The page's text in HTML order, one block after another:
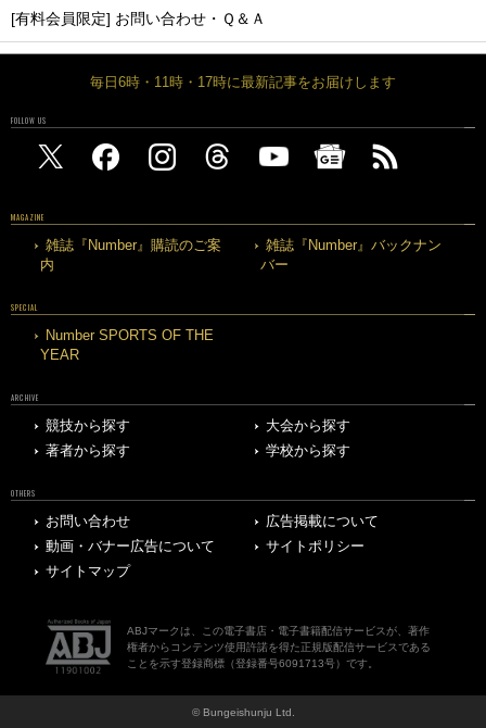
[有料会員限定] お問い合わせ・Ｑ＆Ａ
毎日6時・11時・17時に最新記事をお届けします
FOLLOW US
MAGAZINE
雑誌『Number』購読のご案
内
雑誌『Number』バックナン
バー
SPECIAL
Number SPORTS OF THE
YEAR
ARCHIVE
競技から探す
大会から探す
著者から探す
学校から探す
OTHERS
お問い合わせ
広告掲載について
動画・バナー広告について
サイトポリシー
サイトマップ
ABJマークは、この電子書店・電子書籍配信サービスが、著作
権者からコンテンツ使用許諾を得た正規版配信サービスである
ことを示す登録商標（登録番号6091713号）です。
© Bungeishunju Ltd.